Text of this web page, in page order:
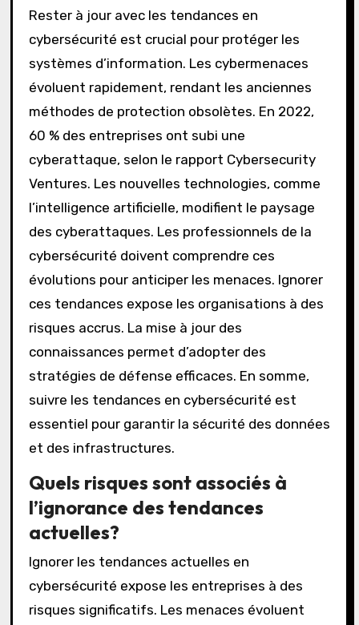
Rester à jour avec les tendances en
cybersécurité est crucial pour protéger les
systèmes d’information. Les cybermenaces
évoluent rapidement, rendant les anciennes
méthodes de protection obsolètes. En 2022,
60 % des entreprises ont subi une
cyberattaque, selon le rapport Cybersecurity
Ventures. Les nouvelles technologies, comme
l’intelligence artificielle, modifient le paysage
des cyberattaques. Les professionnels de la
cybersécurité doivent comprendre ces
évolutions pour anticiper les menaces. Ignorer
ces tendances expose les organisations à des
risques accrus. La mise à jour des
connaissances permet d’adopter des
stratégies de défense efficaces. En somme,
suivre les tendances en cybersécurité est
essentiel pour garantir la sécurité des données
et des infrastructures.
Quels risques sont associés à
l’ignorance des tendances
actuelles?
Ignorer les tendances actuelles en
cybersécurité expose les entreprises à des
risques significatifs. Les menaces évoluent